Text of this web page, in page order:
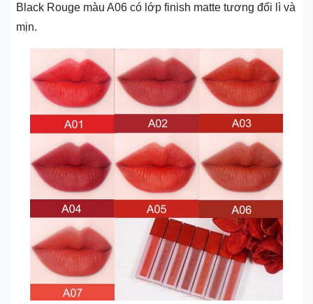
Black Rouge màu A06 có lớp finish matte tương đối lì và
mịn.